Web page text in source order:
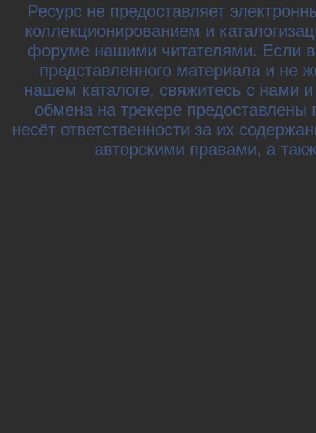
Ресурс не предоставляет
коллекционированием и
форуме нашими читателями. Если
представленного материала и не
нашем каталоге, свяжитесь с нами
обмена на трекере
несёт ответственности за их
авторскими правами, а